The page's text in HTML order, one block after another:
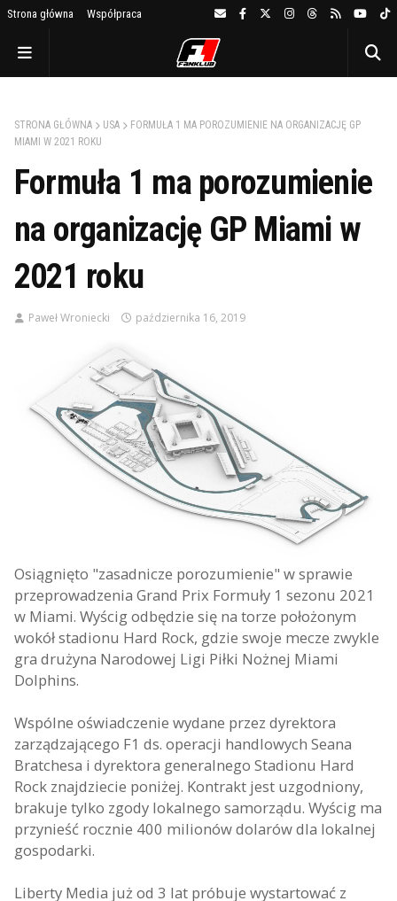
Strona główna Współpraca
STRONA GŁÓWNA USA
FORMUŁA 1 MA POROZUMIENIE NA ORGANIZACJĘ GP
MIAMI W 2021 ROKU
Formuła 1 ma porozumienie
na organizację GP Miami w
2021 roku
Paweł Wroniecki października 16, 2019
Osiągnięto "zasadnicze porozumienie" w sprawie
przeprowadzenia Grand Prix Formuły 1 sezonu 2021
w Miami. Wyścig odbędzie się na torze położonym
wokół stadionu Hard Rock, gdzie swoje mecze zwykle
gra drużyna Narodowej Ligi Piłki Nożnej Miami
Dolphins.
Wspólne oświadczenie wydane przez dyrektora
zarządzającego F1 ds. operacji handlowych Seana
Bratchesa i dyrektora generalnego Stadionu Hard
Rock znajdziecie poniżej. Kontrakt jest uzgodniony,
brakuje tylko zgody lokalnego samorządu. Wyścig ma
przynieść rocznie 400 milionów dolarów dla lokalnej
gospodarki.
Liberty Media już od 3 lat próbuje wystartować z